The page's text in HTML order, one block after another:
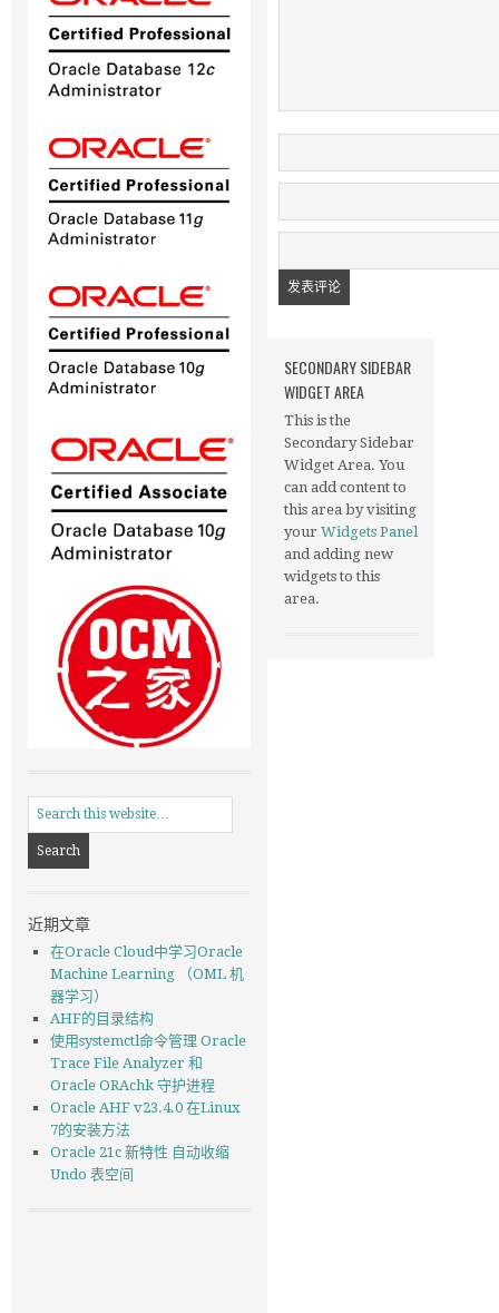
近期文章
在Oracle Cloud中学习Oracle
Machine Learning （OML 机
器学习）
AHF的目录结构
使用systemctl命令管理 Oracle
Trace File Analyzer 和
Oracle ORAchk 守护进程
Oracle AHF v23.4.0 在Linux
7的安装方法
Oracle 21c 新特性 自动收缩
Undo 表空间
SECONDARY SIDEBAR
WIDGET AREA
This is the
Secondary Sidebar
Widget Area. You
can add content to
this area by visiting
your Widgets Panel
and adding new
widgets to this
area.